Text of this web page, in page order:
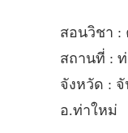
สอนวิชา :
สถานที่ :
จังหวัด :
อ.ท่าใหม่